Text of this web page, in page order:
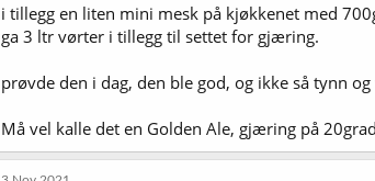
i tillegg en liten mini mesk på kjøkkenet med
ga 3 ltr vørter i tillegg til settet for gjæring.
prøvde den i dag, den ble god, og ikke så tynn
Må vel kalle det en Golden Ale, gjæring på